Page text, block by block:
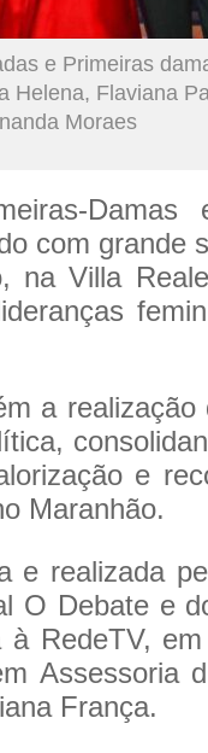
e Primeiras
Helena, Flaviana
Moraes
Damas
com grande
na Villa
a realização
e
Maranhão.
e realizada
O Debate e
RedeTV,
Assessoria
França.